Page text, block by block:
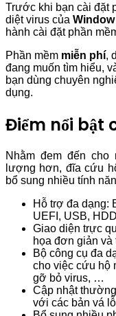
Trước khi bạn cài đặt
diệt virus của
hành cài đặt phần
Phần mềm miễn phí,
đang muốn tìm hiểu,
bạn dùng chuyên
dụng.
Điểm nổi bật
Nhằm đem đến
lượng hơn, đĩa cứu
bổ sung nhiều tính
Hỗ trợ đa dạng:
UEFI, USB,
Giao diện trực
họa đơn giản và
Bộ công cụ đa
cho việc cứu hộ
gỡ bỏ virus, …
Cập nhật
với các bản vá